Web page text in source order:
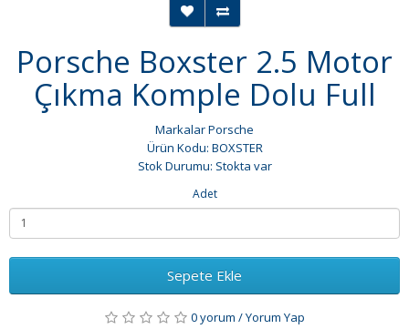
Porsche Boxster 2.5 Motor
Çıkma Komple Dolu Full
MarkalarPorsche
Ürün Kodu: BOXSTER
Stok Durumu: Stokta var
Adet
Sepete Ekle
0 yorum /Yorum Yap